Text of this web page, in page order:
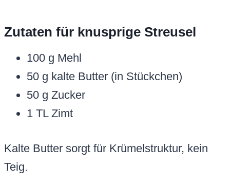
Zutaten für knusprige Streusel
100 g Mehl
50 g kalte Butter (in Stückchen)
50 g Zucker
1 TL Zimt
Kalte Butter sorgt für Krümelstruktur, kein
Teig.